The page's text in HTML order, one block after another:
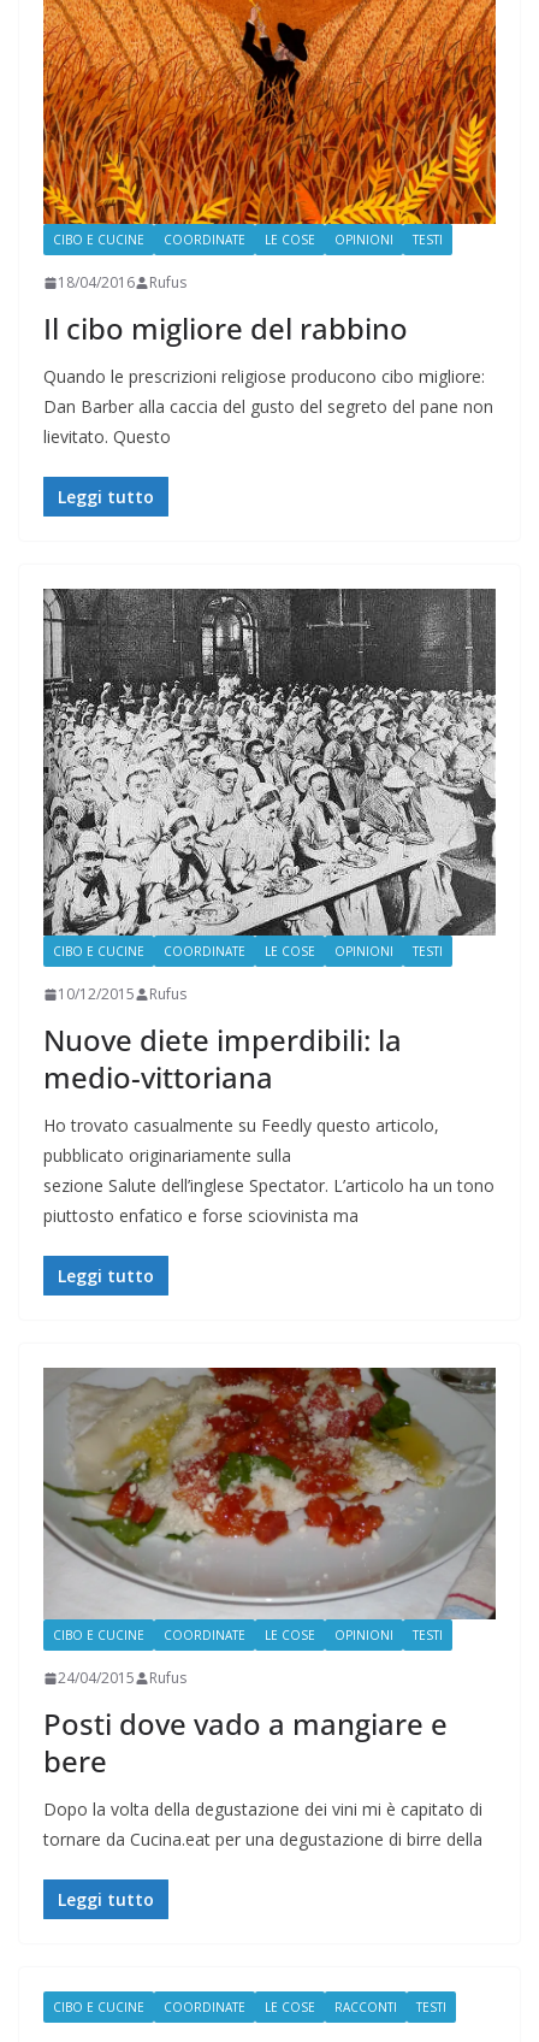
CIBO E CUCINE COORDINATE LE COSE OPINIONI TESTI
18/04/2016 Rufus
Il cibo migliore del rabbino
Quando le prescrizioni religiose producono cibo migliore:
Dan Barber alla caccia del gusto del segreto del pane non
lievitato. Questo
Leggi tutto
CIBO E CUCINE COORDINATE LE COSE OPINIONI TESTI
10/12/2015 Rufus
Nuove diete imperdibili: la
medio-vittoriana
Ho trovato casualmente su Feedly questo articolo,
pubblicato originariamente sulla
sezione Salute dell’inglese Spectator. L’articolo ha un tono
piuttosto enfatico e forse sciovinista ma
Leggi tutto
CIBO E CUCINE COORDINATE LE COSE OPINIONI TESTI
24/04/2015 Rufus
Posti dove vado a mangiare e
bere
Dopo la volta della degustazione dei vini mi è capitato di
tornare da Cucina.eat per una degustazione di birre della
Leggi tutto
CIBO E CUCINE COORDINATE LE COSE RACCONTI TESTI